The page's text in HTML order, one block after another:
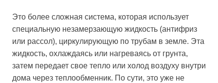
Это более сложная система, которая использует
специальную незамерзающую жидкость (антифриз
или рассол), циркулирующую по трубам в земле. Эта
жидкость, охлаждаясь или нагреваясь от грунта,
затем передает свое тепло или холод воздуху внутри
дома через теплообменник. По сути, это уже не